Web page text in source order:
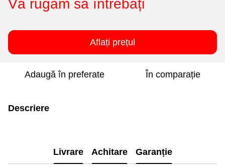
Vă rugăm să întrebați
Aflați prețul
Adaugă în preferate În comparație
Descriere
Livrare Achitare Garanție